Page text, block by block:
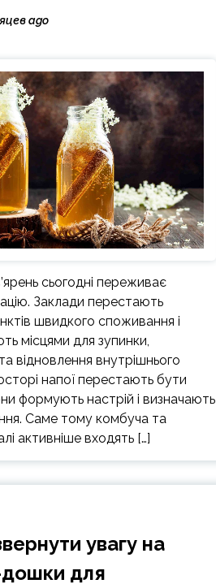
ago
сьогодні переживає
Заклади перестають
швидкого споживання і
місцями для зупинки,
відновлення внутрішнього
напої перестають бути
формують настрій і визначають
Саме тому комбуча та
активніше входять […]
увагу на
дошки для